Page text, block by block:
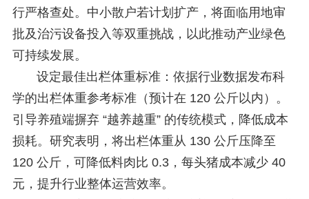
行严格查处。中小散户若计划扩产，将面临用地审
批及治污设备投入等双重挑战，以此推动产业绿色
可持续发展。
设定最佳出栏体重标准：依据行业数据发布科
学的出栏体重参考标准（预计在 120 公斤以内）。
引导养殖端摒弃 “越养越重” 的传统模式，降低成本
损耗。研究表明，将出栏体重从 130 公斤压降至
120 公斤，可降低料肉比 0.3，每头猪成本减少 40
元，提升行业整体运营效率。